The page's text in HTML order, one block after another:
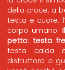
della croce, a
testa e cuore,
corpo umano.
petto: testa
testa calda
distruttore e